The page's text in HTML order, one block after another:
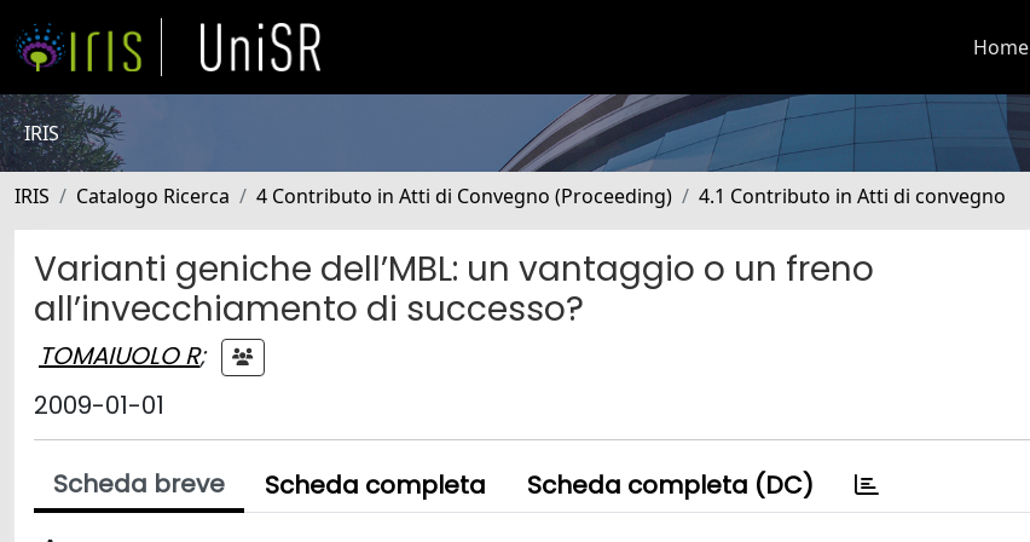
Home
IRIS
IRIS Catalogo Ricerca 4 Contributo in Atti di Convegno (Proceeding) 4.1 Contributo in Atti di convegno
Varianti geniche dell’MBL: un vantaggio o un freno
all’invecchiamento di successo?
TOMAIUOLO R;
2009-01-01
Scheda breve Scheda completa Scheda completa (DC)